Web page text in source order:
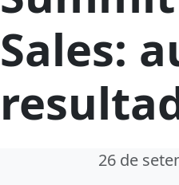
Sales:
26 de